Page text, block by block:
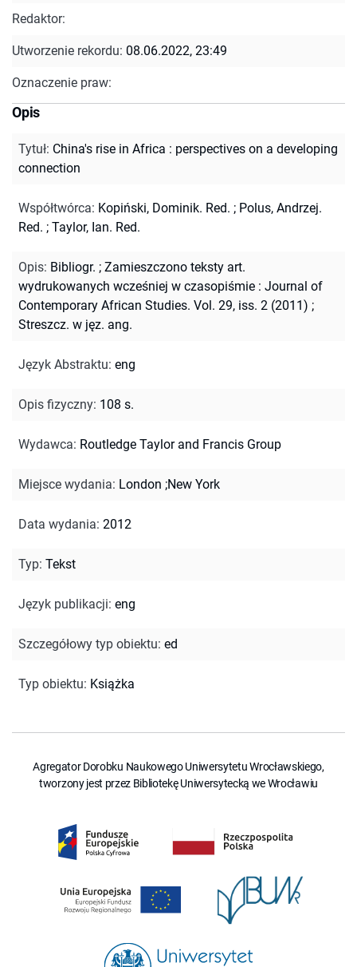
Redaktor:
Utworzenie rekordu: 08.06.2022, 23:49
Oznaczenie praw:
Opis
Tytuł: China's rise in Africa : perspectives on a developing
connection
Współtwórca: Kopiński, Dominik. Red. ; Polus, Andrzej.
Red. ; Taylor, Ian. Red.
Opis: Bibliogr. ; Zamieszczono teksty art.
wydrukowanych wcześniej w czasopiśmie : Journal of
Contemporary African Studies. Vol. 29, iss. 2 (2011) ;
Streszcz. w jęz. ang.
Język Abstraktu: eng
Opis fizyczny: 108 s.
Wydawca: Routledge Taylor and Francis Group
Miejsce wydania: London ;New York
Data wydania: 2012
Typ: Tekst
Język publikacji: eng
Szczegółowy typ obiektu: ed
Typ obiektu: Książka
Agregator Dorobku Naukowego Uniwersytetu Wrocławskiego,
tworzony jest przez Bibliotekę Uniwersytecką we Wrocławiu